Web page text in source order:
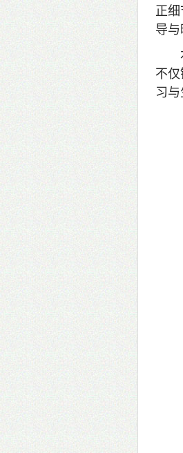
正
导
不
习